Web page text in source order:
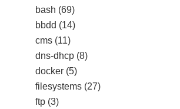
bash (69)
bbdd (14)
cms (11)
dns-dhcp (8)
docker (5)
filesystems (27)
ftp (3)